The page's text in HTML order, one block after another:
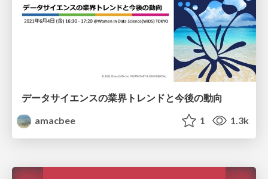
データサイエンスの業界トレンドと今後の動向
amacbee
1 1.3k